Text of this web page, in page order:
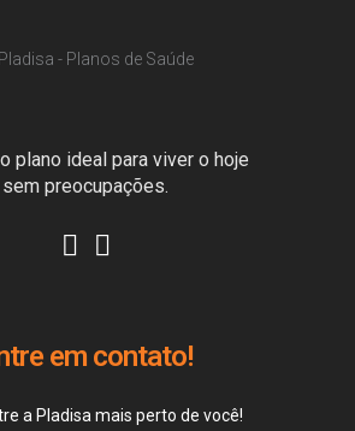
plano ideal para viver o hoje
sem preocupações.
em contato!
a Pladisa mais perto de você!